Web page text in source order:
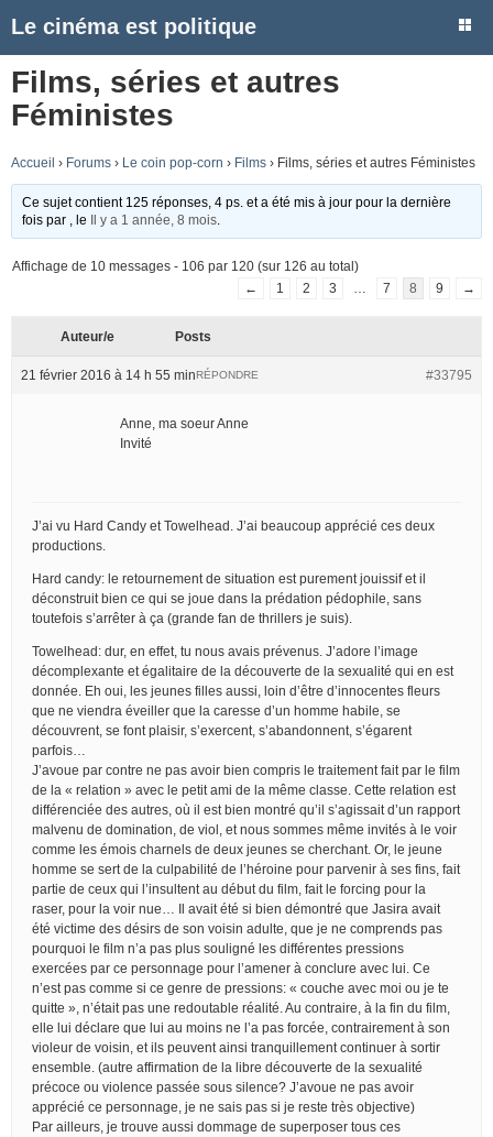
Le cinéma est politique
Films, séries et autres
Féministes
Accueil › Forums › Le coin pop-corn › Films › Films, séries et autres Féministes
Ce sujet contient 125 réponses, 4 ps. et a été mis à jour pour la dernière
fois par
, le Il y a 1 année, 8 mois
Affichage de 10 messages - 106 par 120 (sur 126 au total)
←
1 2 3 7 8 9 →
Auteur/e Posts
21 février 2016 à 14 h 55 min #33795
RÉPONDRE
Anne, ma soeur Anne
Invité
J’ai vu Hard Candy et Towelhead. J’ai beaucoup apprécié ces deux
productions.
Hard candy: le retournement de situation est purement jouissif et il
déconstruit bien ce qui se joue dans la prédation pédophile, sans
toutefois s’arrêter à ça (grande fan de thrillers je suis).
Towelhead: dur, en effet, tu nous avais prévenus. J’adore l’image
décomplexante et égalitaire de la découverte de la sexualité qui en est
donnée. Eh oui, les jeunes filles aussi, loin d’être d’innocentes fleurs
que ne viendra éveiller que la caresse d’un homme habile, se
découvrent, se font plaisir, s’exercent, s’abandonnent, s’égarent
parfois…
J’avoue par contre ne pas avoir bien compris le traitement fait par le film
de la « relation » avec le petit ami de la même classe. Cette relation est
différenciée des autres, où il est bien montré qu’il s’agissait d’un rapport
malvenu de domination, de viol, et nous sommes même invités à le voir
comme les émois charnels de deux jeunes se cherchant. Or, le jeune
homme se sert de la culpabilité de l’héroine pour parvenir à ses fins, fait
partie de ceux qui l’insultent au début du film, fait le forcing pour la
raser, pour la voir nue… Il avait été si bien démontré que Jasira avait
été victime des désirs de son voisin adulte, que je ne comprends pas
pourquoi le film n’a pas plus souligné les différentes pressions
exercées par ce personnage pour l’amener à conclure avec lui. Ce
n’est pas comme si ce genre de pressions: « couche avec moi ou je te
quitte », n’était pas une redoutable réalité. Au contraire, à la fin du film,
elle lui déclare que lui au moins ne l’a pas forcée, contrairement à son
violeur de voisin, et ils peuvent ainsi tranquillement continuer à sortir
ensemble. (autre affirmation de la libre découverte de la sexualité
précoce ou violence passée sous silence? J’avoue ne pas avoir
apprécié ce personnage, je ne sais pas si je reste très objective)
Par ailleurs, je trouve aussi dommage de superposer tous ces